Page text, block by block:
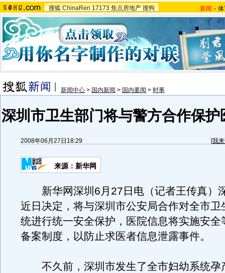
搜狐 ChinaRen 17173 焦点房地产 搜狗 新闻 -
新闻中心 > 国内新闻 > 国内要闻 > 时事
深圳市卫生部门将与警方合作保护
2008年06月27日18:29 [我
来源：新华网
新华网深圳6月27日电（记者王传真）
近日决定，将与深圳市公安局合作对全市卫
统进行统一安全保护，医院信息将实施安全
备案制度，以防止求医者信息泄露事件。
不久前，深圳市发生了全市妇幼系统孕